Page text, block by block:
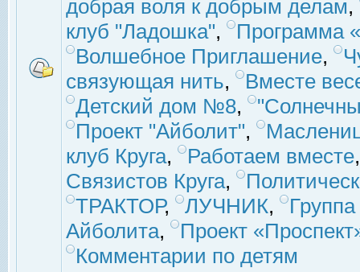
добрая воля к добрым делам,
клуб "Ладошка",
Программа
Волшебное Приглашение,
связующая нить,
Вместе
Детский дом №8,
Проект "Айболит",
клуб Круга, Работаем вместе
Связистов Круга,
ТРАКТОР, ЛУЧНИК,
Айболита,
Проект
Комментарии по детям